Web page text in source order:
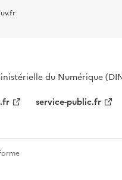
du Numérique
service-public.fr